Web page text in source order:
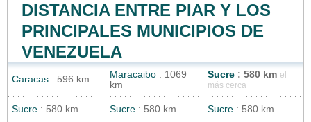
DISTANCIA ENTRE PIAR Y LOS
PRINCIPALES MUNICIPIOS DE
VENEZUELA
Caracas : 596 km Maracaibo : 1069
km
Sucre : 580 km el
más cerca
Sucre : 580 km Sucre : 580 km Sucre : 580 km